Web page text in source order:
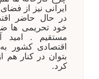
ایرانی نیز از
در حال حاضر
خود تحریمی ها
مستقیم . امید
اقتصادی کشور
بتوان در کنار
کرد.